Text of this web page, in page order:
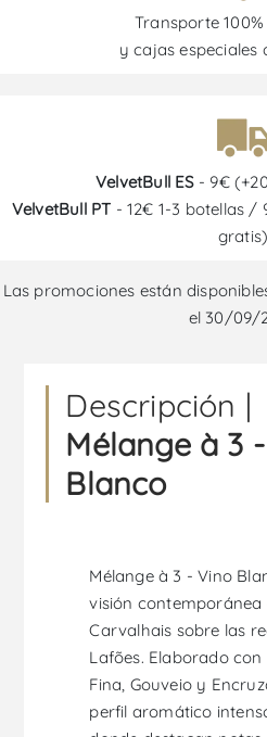
Transporte
y cajas especiales
VelvetBull ES- 9€
VelvetBull PT - 12€ 1-3 botellas /
gratis)
Las promociones están
el 30/09/
Descripción |
Mélange à 3
Blanco
Mélange à 3 - Vino
visión contemporánea
Carvalhais sobre las
Lafões. Elaborado con
Fina, Gouveio y
perfil aromático